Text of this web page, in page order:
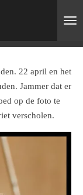
22 april en het
Jammer dat er
op de foto te
verscholen.